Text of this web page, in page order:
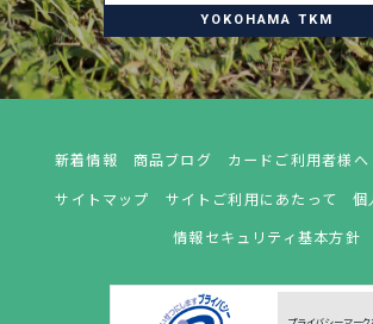
YOKOHAMA TKM
新着情報 商品ブログ カードご利用者様へ
サイトマップ
サイトご利用にあたって
個
情報セキュリティ基本方針